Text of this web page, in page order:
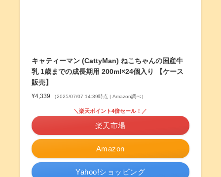
キャティーマン (CattyMan) ねこちゃんの国産牛
乳 1歳までの成長期用 200ml×24個入り 【ケース
販売】
¥4,339 （2025/07/07 14:39時点 | Amazon調べ）
Amazon
＼楽天ポイント4倍セール！／
楽天市場
Yahoo!ショッピング